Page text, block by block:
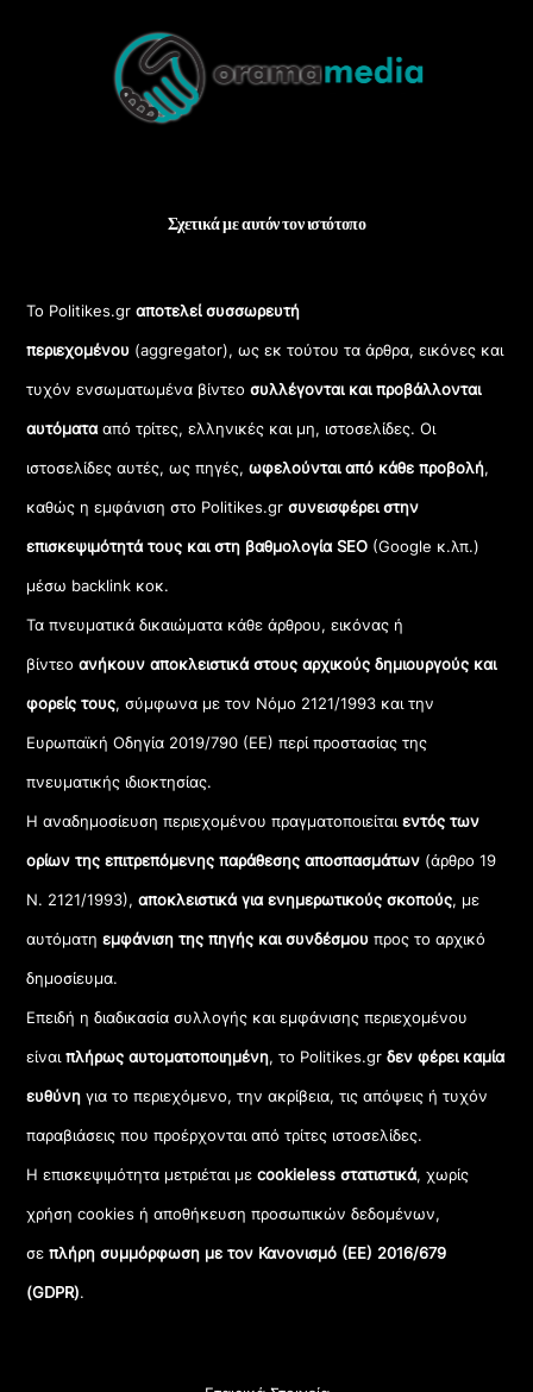
Top
Σχετικά με αυτόν τον ιστότοπο
Το Politikes.grαποτελεί συσσωρευτή
περιεχομένου (aggregator), ως εκ τούτου τα άρθρα, εικόνες και
τυχόν ενσωματωμένα βίντεοσυλλέγονται και προβάλλονται
αυτόματααπό τρίτες, ελληνικές και μη, ιστοσελίδες. Οι
ιστοσελίδες αυτές, ως πηγές,ωφελούνται από κάθε προβολή,
καθώς η εμφάνιση στο Politikes.gr συνεισφέρει στην
επισκεψιμότητά τους και στη βαθμολογία SEO (Google κ.λπ.)
μέσω backlink κοκ.
Τα πνευματικά δικαιώματα κάθε άρθρου, εικόνας ή
βίντεοανήκουν αποκλειστικά στους αρχικούς δημιουργούς και
φορείς τους, σύμφωνα με τον Νόμο 2121/1993 και την
Ευρωπαϊκή Οδηγία 2019/790 (ΕΕ) περί προστασίας της
πνευματικής ιδιοκτησίας.
Η αναδημοσίευση περιεχομένου πραγματοποιείταιεντός των
ορίων της επιτρεπόμενης παράθεσης αποσπασμάτων (άρθρο 19
Ν. 2121/1993), αποκλειστικά για ενημερωτικούς σκοπούς, με
αυτόματηεμφάνιση της πηγής και συνδέσμου προς το αρχικό
δημοσίευμα.
Επειδή η διαδικασία συλλογής και εμφάνισης περιεχομένου
είναιπλήρως αυτοματοποιημένη, το Politikes.grδεν φέρει καμία
ευθύνη για το περιεχόμενο, την ακρίβεια, τις απόψεις ή τυχόν
παραβιάσεις που προέρχονται από τρίτες ιστοσελίδες.
Η επισκεψιμότητα μετριέται μεcookieless στατιστικά, χωρίς
χρήση cookies ή αποθήκευση προσωπικών δεδομένων,
σεπλήρη συμμόρφωση με τον Κανονισμό (ΕΕ) 2016/679
(GDPR).